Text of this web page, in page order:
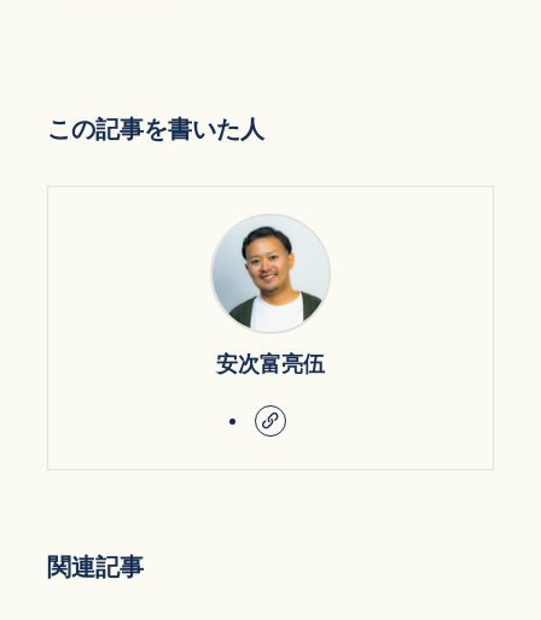
この記事を書いた人
安次富亮伍
関連記事